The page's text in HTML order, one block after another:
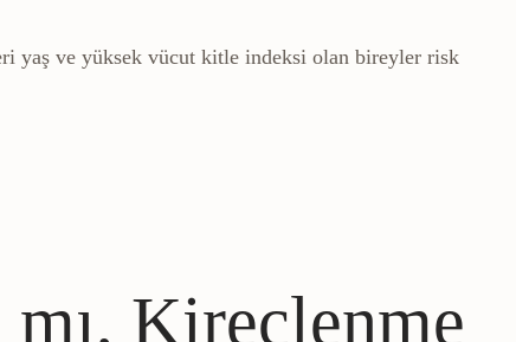
yaş ve yüksek vücut kitle indeksi olan bireyler risk
Kireçlenme